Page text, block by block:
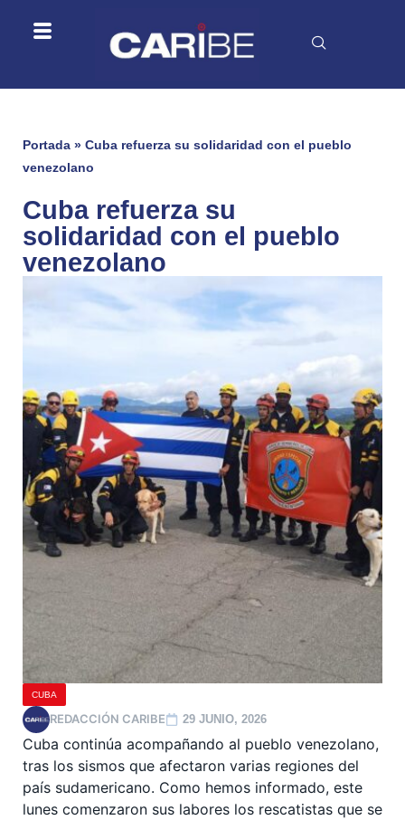
Portada » Cuba refuerza su solidaridad con el pueblo
venezolano
Cuba refuerza su
solidaridad con el pueblo
venezolano
CUBA
REDACCIÓN CARIBE 29 JUNIO, 2026
Cuba continúa acompañando al pueblo venezolano,
tras los sismos que afectaron varias regiones del
país sudamericano. Como hemos informado, este
lunes comenzaron sus labores los rescatistas que se